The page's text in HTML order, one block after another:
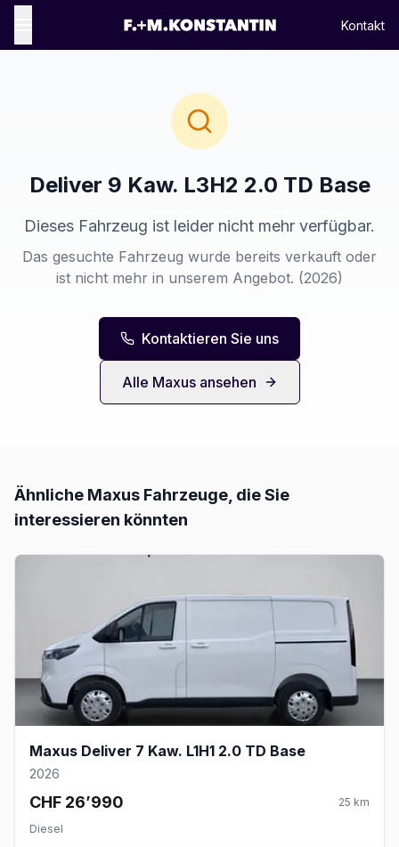
Kontakt
Deliver 9 Kaw. L3H2 2.0 TD Base
Dieses Fahrzeug ist leider nicht mehr verfügbar.
Das gesuchte Fahrzeug wurde bereits verkauft oder
ist nicht mehr in unserem Angebot. (2026)
Kontaktieren Sie uns
Alle Maxusansehen
Ähnliche Maxus Fahrzeuge, die Sie
interessieren könnten
Maxus Deliver 7 Kaw. L1H1 2.0 TD Base
2026
CHF 26’990 25 km
Diesel